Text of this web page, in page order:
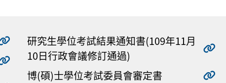
研究生學位考試結果通知書(109年11月
10日行政會議修訂通過)
博(碩)士學位考試委員會審定書